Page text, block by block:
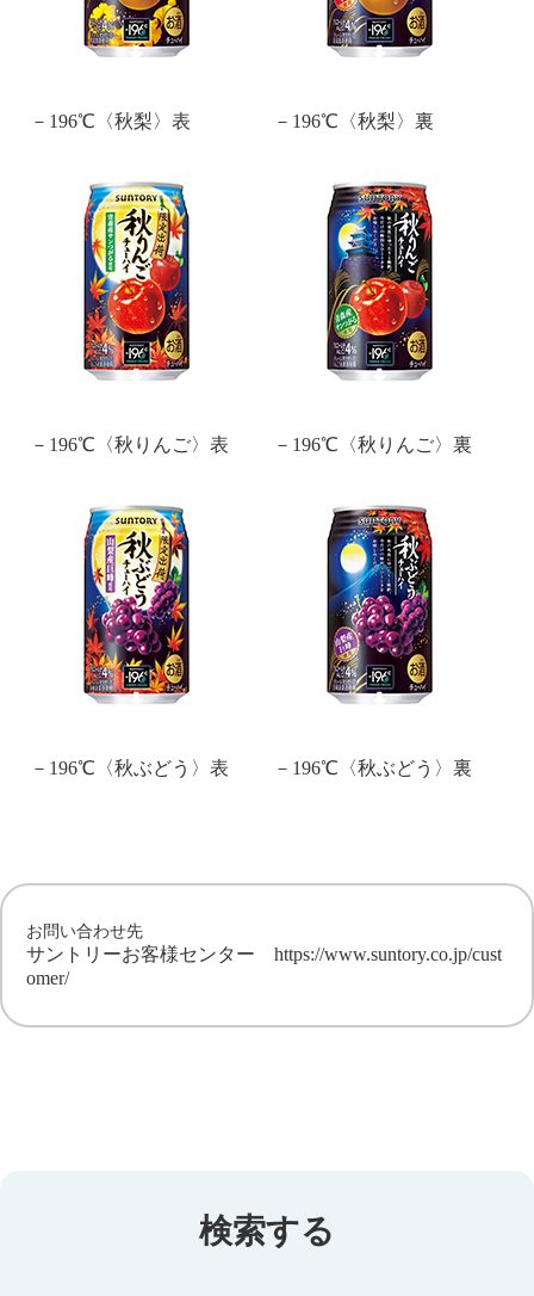
－196℃〈秋梨〉表 －196℃〈秋梨〉裏
－196℃〈秋りんご〉表 －196℃〈秋りんご〉裏
－196℃〈秋ぶどう〉表 －196℃〈秋ぶどう〉裏
お問い合わせ先
サントリーお客様センター https://www.suntory.co.jp/cust
omer/
検索する